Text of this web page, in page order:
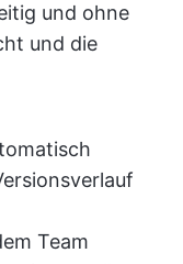
und ohne
und die
Team